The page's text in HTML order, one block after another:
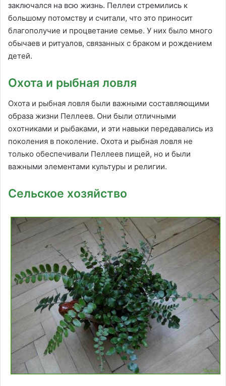
заключался на всю жизнь. Пеллеи стремились к
большому потомству и считали, что это приносит
благополучие и процветание семье. У них было много
обычаев и ритуалов, связанных с браком и рождением
детей.
Охота и рыбная ловля
Охота и рыбная ловля были важными составляющими
образа жизни Пеллеев. Они были отличными
охотниками и рыбаками, и эти навыки передавались из
поколения в поколение. Охота и рыбная ловля не
только обеспечивали Пеллеев пищей, но и были
важными элементами культуры и религии.
Сельское хозяйство